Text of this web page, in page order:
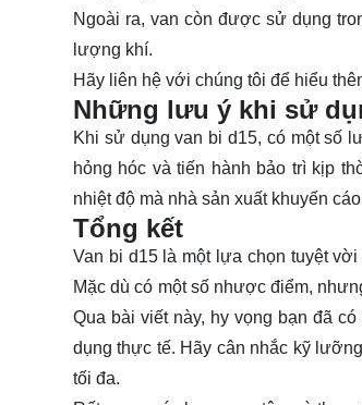
Ngoài ra, van còn được sử dụng
lượng khí.
Hãy liên hệ với chúng tôi để hiểu
Những lưu ý khi sử
Khi sử dụng van bi d15, có một số
hỏng hóc và tiến hành bảo trì kịp
nhiệt độ mà nhà sản xuất khuyến
Tổng kết
Van bi d15 là một lựa chọn tuyệt
Mặc dù có một số nhược điểm,
Qua bài viết này, hy vọng bạn đã
dụng thực tế. Hãy cân nhắc kỹ
tối đa.